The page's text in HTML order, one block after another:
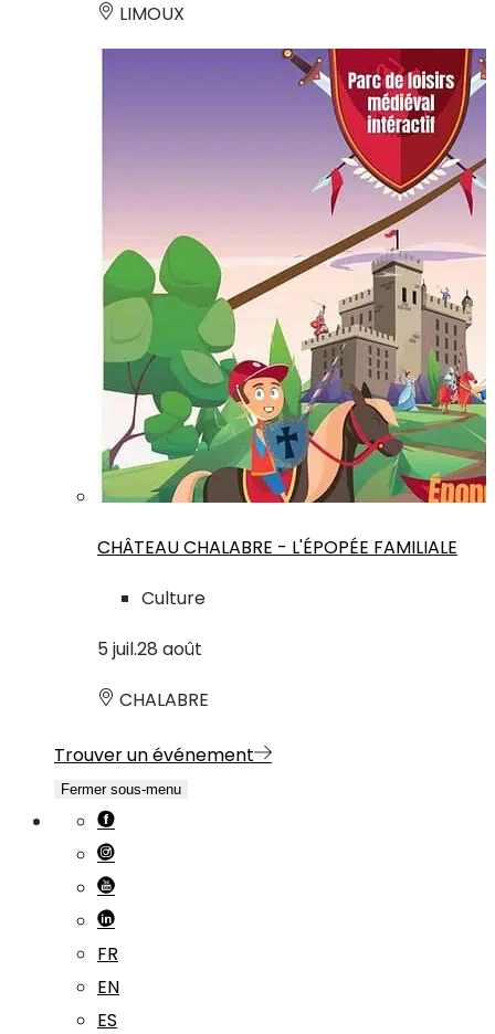
LIMOUX
CHÂTEAU CHALABRE - L'ÉPOPÉE FAMILIALE
Culture
5 juil.28 août
CHALABRE
Trouver un événement
Fermer sous-menu
FR
EN
ES